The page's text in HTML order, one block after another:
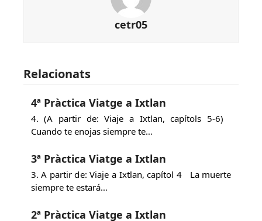
cetr05
Relacionats
4ª Pràctica Viatge a Ixtlan
4. (A partir de: Viaje a Ixtlan, capítols 5-6)
Cuando te enojas siempre te…
3ª Pràctica Viatge a Ixtlan
3. A partir de: Viaje a Ixtlan, capítol 4 La muerte
siempre te estará…
2ª Pràctica Viatge a Ixtlan